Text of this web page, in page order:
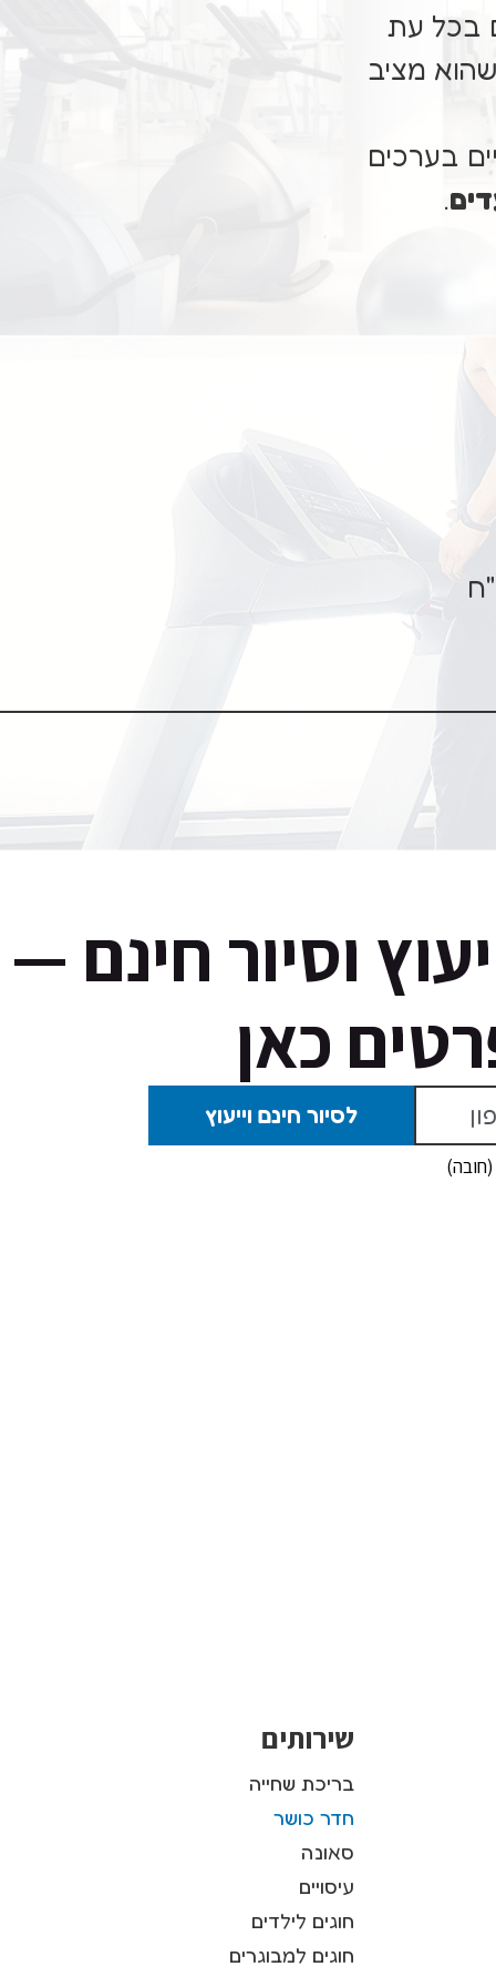
בכל עת
מציב
בערכים
.
וסיור חינם —
כאן
(חובה)
שירותים
בריכת שחייה
חדר כושר
סאונה
עיסויים
חוגים לילדים
חוגים למבוגרים